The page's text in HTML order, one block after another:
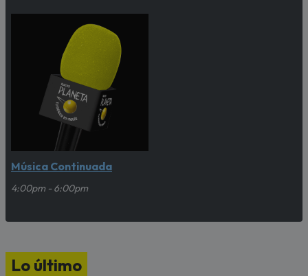
Música Continuada
4:00pm - 6:00pm
Lo último